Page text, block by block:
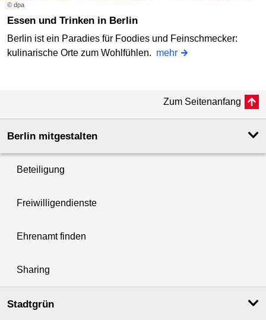
© dpa
Essen und Trinken in Berlin
Berlin ist ein Paradies für Foodies und Feinschmecker:
kulinarische Orte zum Wohlfühlen. mehr
Zum Seitenanfang
Berlin mitgestalten
Beteiligung
Freiwilligendienste
Ehrenamt finden
Sharing
Stadtgrün